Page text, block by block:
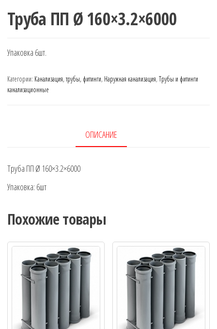
Труба ПП Ø 160×3.2×6000
Упаковка 6шт.
Категории: Канализация, трубы, фитинги, Наружная канализация, Трубы и фитинги
канализационные
ОПИСАНИЕ
Труба ПП Ø 160×3.2×6000
Упаковка: 6шт
Похожие товары